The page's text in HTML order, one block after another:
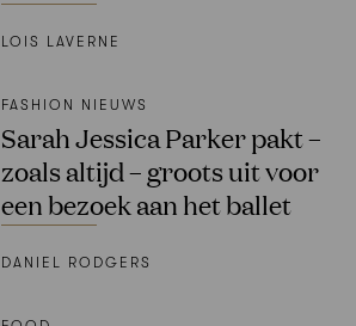
LOIS LAVERNE
FASHION NIEUWS
Sarah Jessica Parker pakt –
zoals altijd – groots uit voor
een bezoek aan het ballet
DANIEL RODGERS